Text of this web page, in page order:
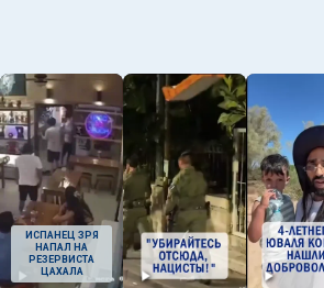
ИСПАНЕЦ ЗРЯ
НАПАЛ НА
РЕЗЕРВИСТА
ЦАХАЛА